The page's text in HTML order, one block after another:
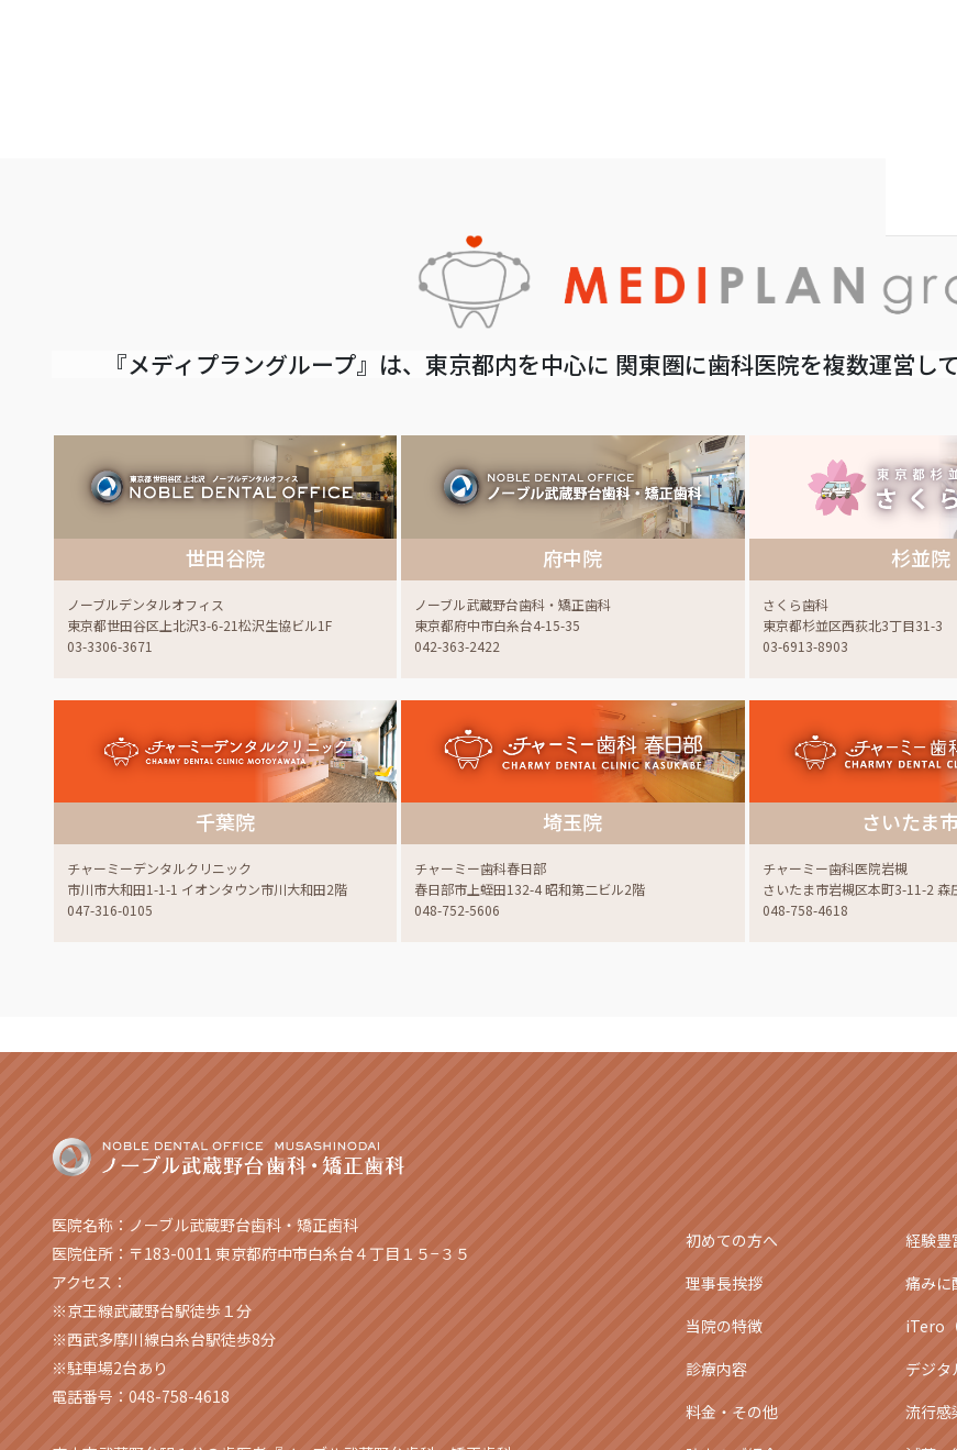
『メディプラングループ』は、東京都内を中心に 関東圏に歯科医院を複数運営し
世田谷院
ノーブルデンタルオフィス
東京都世田谷区上北沢3-6-21松沢生協ビル1F
03-3306-3671
府中院
ノーブル武蔵野台歯科・矯正歯科
東京都府中市白糸台4-15-35
042-363-2422
杉並院
さくら歯科
東京都杉並区西荻北3丁目31-3
03-6913-8903
千葉院
チャーミーデンタルクリニック
市川市大和田1-1-1 イオンタウン市川大和田2階
047-316-0105
埼玉院
チャーミー歯科春日部
春日部市上蛭田132-4 昭和第二ビル2階
048-752-5606
さいたま
チャーミー歯科医院岩槻
さいたま市岩槻区本町3-11-2 森
048-758-4618
医院名称：ノーブル武蔵野台歯科・矯正歯科
医院住所：〒183-0011 東京都府中市白糸台４丁目１５−３５
アクセス：
※京王線武蔵野台駅徒歩１分
※西武多摩川線白糸台駅徒歩8分
※駐車場2台あり
電話番号：048-758-4618
初めての方へ
理事長挨拶
当院の特徴
診療内容
料金・その他
経験豊
痛みに
iTero
デジタ
流行感